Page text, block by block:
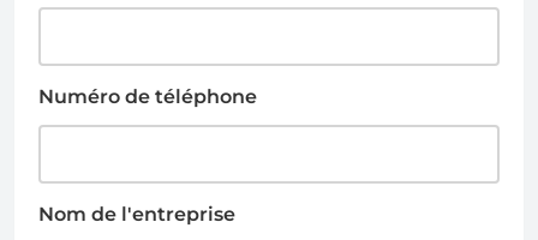
Numéro de téléphone
Nom de l'entreprise